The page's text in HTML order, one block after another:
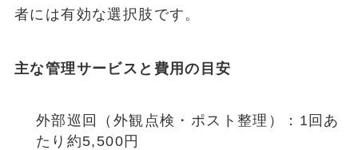
者には有効な選択肢です。
主な管理サービスと費用の目安
外部巡回（外観点検・ポスト整理）：1回あ
たり約5,500円